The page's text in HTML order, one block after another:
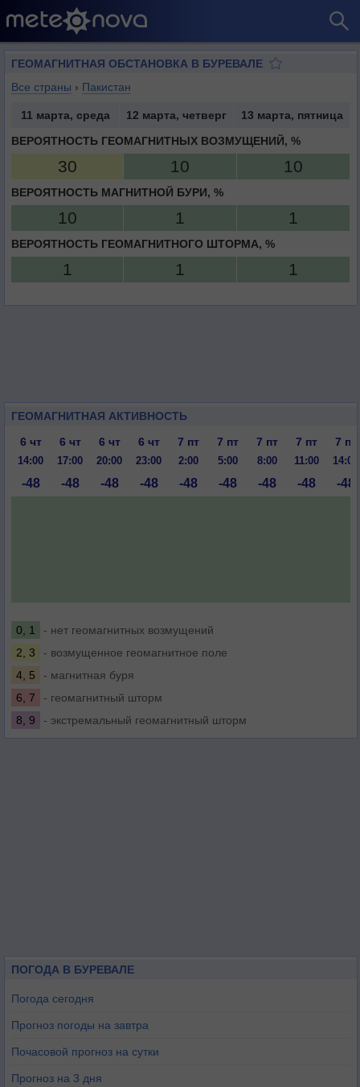
ГЕОМАГНИТНАЯ ОБСТАНОВКА В БУРЕВАЛЕ
Все страны › Пакистан
11 марта, среда 12 марта, четверг
13 марта, пятница
ВЕРОЯТНОСТЬ ГЕОМАГНИТНЫХ ВОЗМУЩЕНИЙ, %
30 10 10
ВЕРОЯТНОСТЬ МАГНИТНОЙ БУРИ, %
10 1 1
ВЕРОЯТНОСТЬ ГЕОМАГНИТНОГО ШТОРМА, %
1 1 1
ГЕОМАГНИТНАЯ АКТИВНОСТЬ
6 чт
6 чт 6 чт 6 чт 7 пт 7 пт 7 пт 7 пт 7 пт
14:00 17:00 20:00 23:00 2:00 5:00 8:00 11:00 14:00
-48 -48 -48 -48 -48 -48 -48 -48 -48
0, 1
- нет геомагнитных возмущений
2, 3
- возмущенное геомагнитное поле
4, 5
- магнитная буря
6, 7
- геомагнитный шторм
8, 9
- экстремальный геомагнитный шторм
ПОГОДА В БУРЕВАЛЕ
Погода сегодня
Прогноз погоды на завтра
Почасовой прогноз на сутки
Прогноз на 3 дня